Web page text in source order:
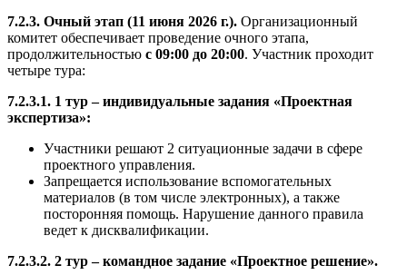
7.2.3. Очный этап (11 июня 2026 г.). Организационный
комитет обеспечивает проведение очного этапа,
продолжительностью с 09:00 до 20:00. Участник проходит
четыре тура:
7.2.3.1. 1 тур – индивидуальные задания «Проектная
экспертиза»:
Участники решают 2 ситуационные задачи в сфере
проектного управления.
Запрещается использование вспомогательных
материалов (в том числе электронных), а также
посторонняя помощь. Нарушение данного правила
ведет к дисквалификации.
7.2.3.2. 2 тур – командное задание «Проектное решение».